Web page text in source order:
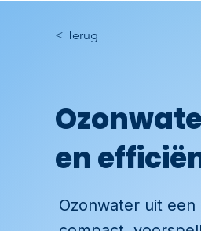
< Terug
en
Ozonwater uit